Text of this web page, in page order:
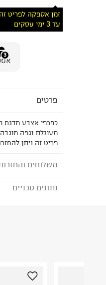
זמן אספקה לפריט
עד 3 ימי עסקים
3
פרטים
מעוגלת וגפה
פריט זה ניתן
משלוחים
לבחירת בשיטת
לפני החזרת
נתונים טכניים